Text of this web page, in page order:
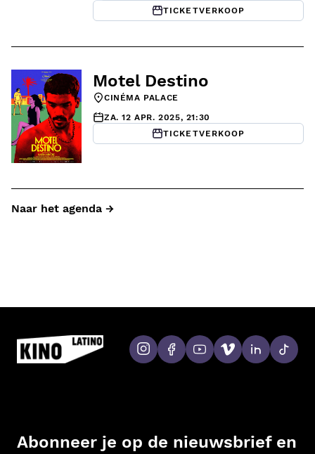
TICKETVERKOOP
Motel Destino
CINÉMA PALACE
ZA. 12 APR. 2025, 21:30
TICKETVERKOOP
Naar het agenda →
Abonneer je op de nieuwsbrief en